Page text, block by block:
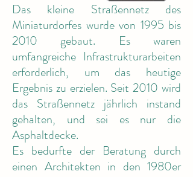
Das kleine Straßennetz des
Miniaturdorfes wurde von 1995 bis
2010 gebaut. Es waren
umfangreiche Infrastrukturarbeiten
erforderlich, um das heutige
Ergebnis zu erzielen. Seit 2010 wird
das Straßennetz jährlich instand
gehalten, und sei es nur die
Asphaltdecke.
Es bedurfte der Beratung durch
einen Architekten in den 1980er